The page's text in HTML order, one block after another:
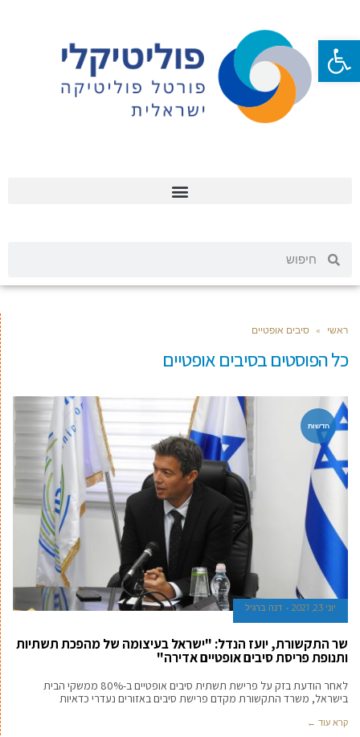
ראשי » סיבים אופטיים
כל הפוסטים בסיבים אופטיים
חדשות
יוני 23, 2021 דנה ברגיל
שר התקשורת, יועז הנדל: "ישראל בעיצומה של מהפכת תשתיות
ותנופת פריסת סיבים אופטיים אדירה"
לאחר הודעת בזק על פרישת תשתית סיבים אופטיים ב-80% ממשקי הבית
בישראל, משרד התקשורת מקדם פרישת סיבים באזורים נעדרי כדאיות
קרא עוד ←
פתח סרגל נגישות